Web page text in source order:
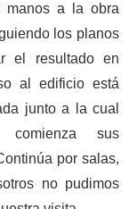
manos a la obra
los planos
el resultado en
al edificio está
junto a la cual
comienza sus
por salas,
no pudimos